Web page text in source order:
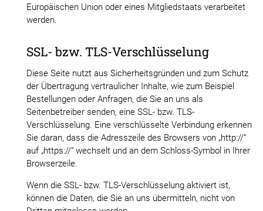
Europäischen Union oder eines Mitgliedstaats verarbeitet
werden.
SSL- bzw. TLS-Verschlüsselung
Diese Seite nutzt aus Sicherheitsgründen und zum Schutz
der Übertragung vertraulicher Inhalte, wie zum Beispiel
Bestellungen oder Anfragen, die Sie an uns als
Seitenbetreiber senden, eine SSL- bzw. TLS-
Verschlüsselung. Eine verschlüsselte Verbindung erkennen
Sie daran, dass die Adresszeile des Browsers von „http://“
auf „https://“ wechselt und an dem Schloss-Symbol in Ihrer
Browserzeile.
Wenn die SSL- bzw. TLS-Verschlüsselung aktiviert ist,
können die Daten, die Sie an uns übermitteln, nicht von